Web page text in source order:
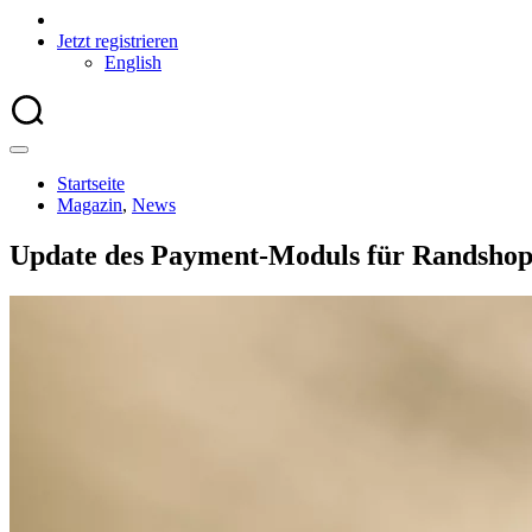
Jetzt registrieren
English
Startseite
Magazin, News
Update des Payment-Moduls für Randshop